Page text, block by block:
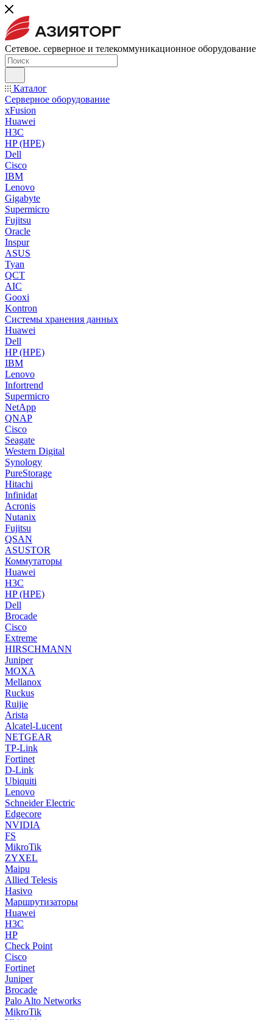
Сетевое. серверное и телекоммуникационное оборудование
Каталог
Серверное оборудование
xFusion
Huawei
H3C
HP (HPE)
Dell
Cisco
IBM
Lenovo
Gigabyte
Supermicro
Fujitsu
Oracle
Inspur
ASUS
Tyan
QCT
AIC
Gooxi
Kontron
Системы хранения данных
Huawei
Dell
HP (HPE)
IBM
Lenovo
Infortrend
Supermicro
NetApp
QNAP
Cisco
Seagate
Western Digital
Synology
PureStorage
Hitachi
Infinidat
Acronis
Nutanix
Fujitsu
QSAN
ASUSTOR
Коммутаторы
Huawei
H3C
HP (HPE)
Dell
Brocade
Cisco
Extreme
HIRSCHMANN
Juniper
MOXA
Mellanox
Ruckus
Ruijie
Arista
Alcatel-Lucent
NETGEAR
TP-Link
Fortinet
D-Link
Ubiquiti
Lenovo
Schneider Electric
Edgecore
NVIDIA
FS
MikroTik
ZYXEL
Maipu
Allied Telesis
Hasivo
Маршрутизаторы
Huawei
H3C
HP
Check Point
Cisco
Fortinet
Juniper
Brocade
Palo Alto Networks
MikroTik